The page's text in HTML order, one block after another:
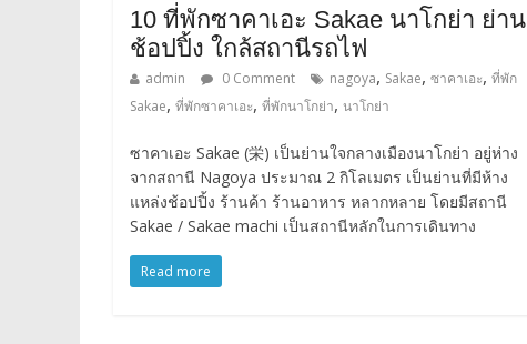
10 ที่พักซาคาเอะ Sakae นาโกย่า ย่าน
ช้อปปิ้ง ใกล้สถานีรถไฟ
admin 0 Comment nagoya, Sakae, ซาคาเอะ, ที่พัก
Sakae, ที่พักซาคาเอะ, ที่พักนาโกย่า, นาโกย่า
ซาคาเอะ Sakae (栄) เป็นย่านใจกลางเมืองนาโกย่า อยู่ห่าง
จากสถานี Nagoya ประมาณ 2 กิโลเมตร เป็นย่านที่มีห้าง
แหล่งช้อปปิ้ง ร้านค้า ร้านอาหาร หลากหลาย โดยมีสถานี
Sakae / Sakae machi เป็นสถานีหลักในการเดินทาง
Read more